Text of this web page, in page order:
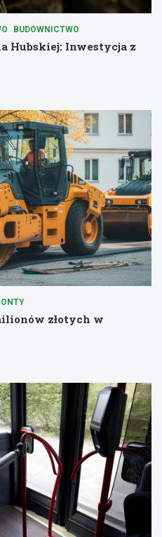
BUDOWNICTWO
Hubskiej: Inwestycja z
złotych w